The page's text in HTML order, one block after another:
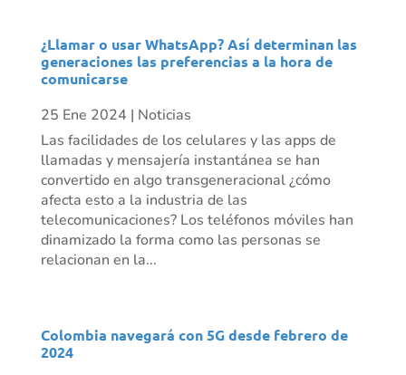
¿Llamar o usar WhatsApp? Así determinan las
generaciones las preferencias a la hora de
comunicarse
25 Ene 2024 | Noticias
Las facilidades de los celulares y las apps de
llamadas y mensajería instantánea se han
convertido en algo transgeneracional ¿cómo
afecta esto a la industria de las
telecomunicaciones? Los teléfonos móviles han
dinamizado la forma como las personas se
relacionan en la...
Colombia navegará con 5G desde febrero de
2024